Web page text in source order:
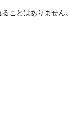
ことはありません。